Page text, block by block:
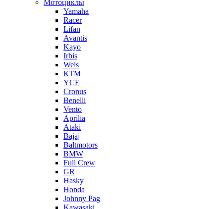
Мотоциклы
Yamaha
Racer
Lifan
Avantis
Kayo
Irbis
Wels
КТМ
YCF
Cronus
Benelli
Vento
Aprilia
Ataki
Bajaj
Baltmotors
BMW
Full Crew
GR
Hasky
Honda
Johnny Pag
Kawasaki